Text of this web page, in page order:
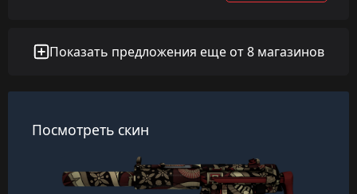
Показать предложения еще от 8 магазинов
Посмотреть скин